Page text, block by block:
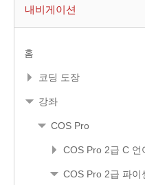
내비게이션
홈
코딩 도장
강좌
COS Pro
COS Pro 2급 C 언
COS Pro 2급 파이